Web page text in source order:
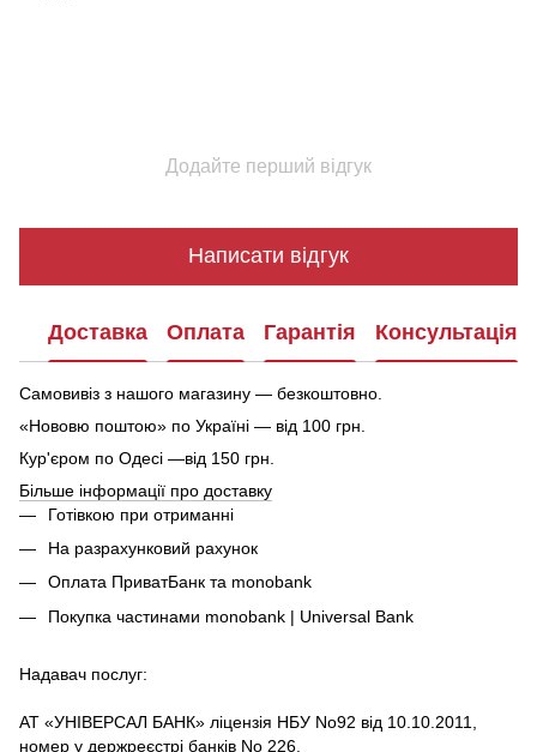
Додайте перший відгук
Написати відгук
Доставка Оплата Гарантія Консультація
Самовивіз з нашого магазину — безкоштовно.
«Нововю поштою» по Україні — від 100 грн.
Кур'єром по Одесі —від 150 грн.
Більше інформації про доставку
Готівкою при отриманні
На разрахунковий рахунок
Оплата ПриватБанк та monobank
Покупка частинами monobank | Universal Bank
Надавач послуг:
АТ «УНІВЕРСАЛ БАНК» ліцензія НБУ No92 від 10.10.2011,
номер у держреєстрі банків No 226.